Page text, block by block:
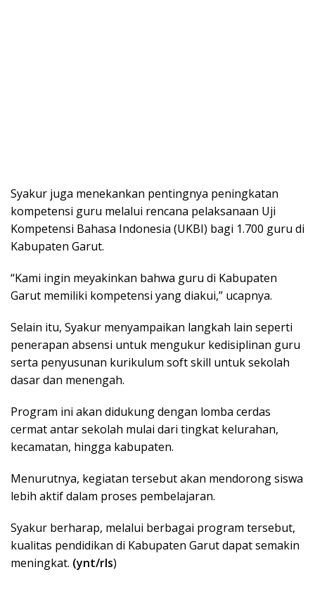
Syakur juga menekankan pentingnya peningkatan
kompetensi guru melalui rencana pelaksanaan Uji
Kompetensi Bahasa Indonesia (UKBI) bagi 1.700 guru di
Kabupaten Garut.
“Kami ingin meyakinkan bahwa guru di Kabupaten
Garut memiliki kompetensi yang diakui,” ucapnya.
Selain itu, Syakur menyampaikan langkah lain seperti
penerapan absensi untuk mengukur kedisiplinan guru
serta penyusunan kurikulum soft skill untuk sekolah
dasar dan menengah.
Program ini akan didukung dengan lomba cerdas
cermat antar sekolah mulai dari tingkat kelurahan,
kecamatan, hingga kabupaten.
Menurutnya, kegiatan tersebut akan mendorong siswa
lebih aktif dalam proses pembelajaran.
Syakur berharap, melalui berbagai program tersebut,
kualitas pendidikan di Kabupaten Garut dapat semakin
meningkat. (ynt/rls)